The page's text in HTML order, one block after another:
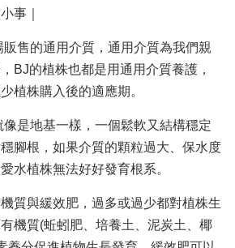
事｜
售的通用介質，通用介質為我們親
BJ的植株也都是用通用介質養護，
植株購入後的適應期。
是地基一樣，一個鬆軟又結構穩定
腳根，如果介質的顆粒過大、保水度
水植株無法好好發育根系。
質與緩效肥，過多或過少都對植株生
機質(蚯蚓肥、培養土、泥炭土、椰